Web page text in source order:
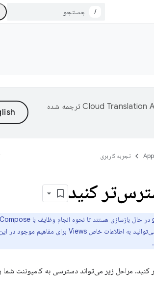
/
ترجمه شده
تجربه کاربری
کنید
.
مراحل زیر می‌تواند دسترسی به کامپوننت شما